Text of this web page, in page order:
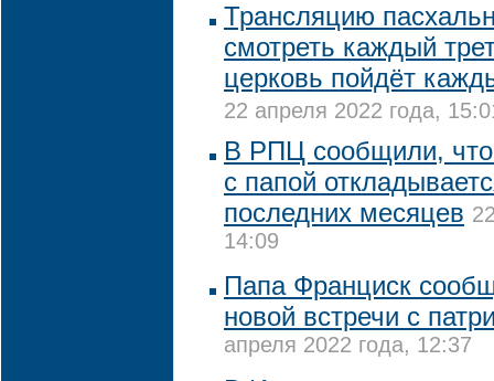
Трансляцию
смотреть каждый
церковь пойдёт
22 апреля 2022 года,
В РПЦ сообщили, что
с папой
последних месяцев
14:09
Папа Франциск
новой встречи с
апреля 2022 года, 12:37